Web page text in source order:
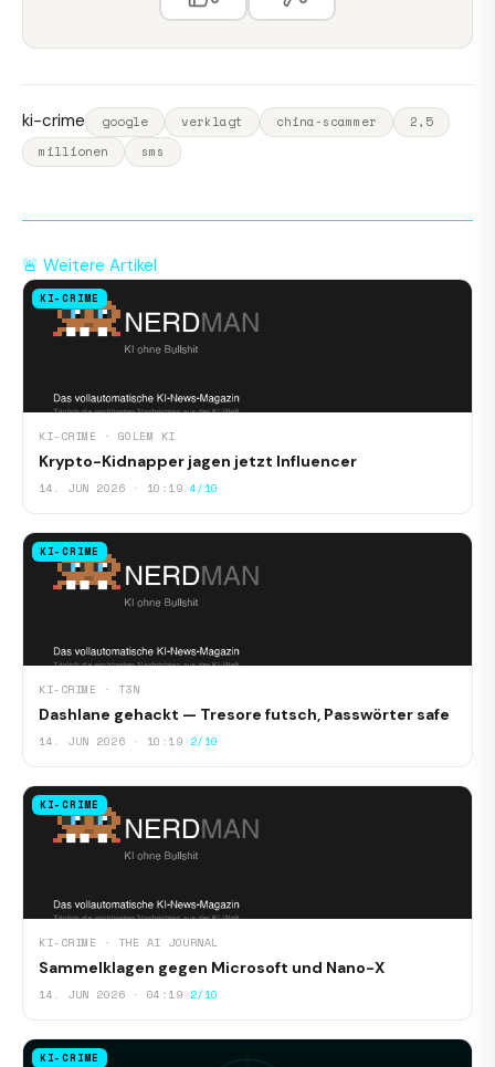
ki-crime google verklagt china-scammer
2,5
millionen
sms
🚨 Weitere Artikel
KI-CRIME
KI-CRIME · GOLEM KI
Krypto-Kidnapper jagen jetzt Influencer
14. JUN 2026 · 10:19 4/10
KI-CRIME
KI-CRIME · T3N
Dashlane gehackt — Tresore futsch, Passwörter safe
14. JUN 2026 · 10:19 2/10
KI-CRIME
KI-CRIME · THE AI JOURNAL
Sammelklagen gegen Microsoft und Nano-X
14. JUN 2026 · 04:19 2/10
KI-CRIME